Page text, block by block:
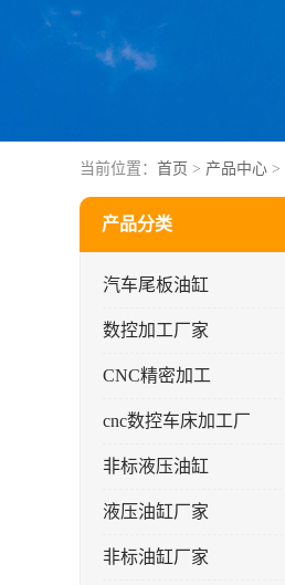
当前位置： 首页 > 产品中心 >
产品分类
汽车尾板油缸
数控加工厂家
CNC精密加工
cnc数控车床加工厂
非标液压油缸
液压油缸厂家
非标油缸厂家